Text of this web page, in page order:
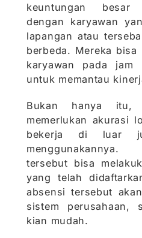
keuntungan besar
dengan karyawan
lapangan atau
berbeda. Mereka bisa
karyawan pada jam
untuk memantau
Bukan hanya itu,
memerlukan akurasi
bekerja di luar
tersebut bisa
yang telah
absensi tersebut
sistem perusahaan,
kian mudah.